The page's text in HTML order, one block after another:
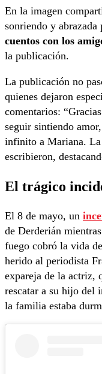
En la imagen
sonriendo y abrazada
cuentos con los
la publicación.
La publicación no
quienes dejaron
comentarios:
seguir sintiendo
infinito a Mariana. La
escribieron,
El trágico
El 8 de mayo, un
de Derderián
fuego cobró la vida
herido al periodista
expareja de la actriz,
rescatar a su hijo del
la familia estaba